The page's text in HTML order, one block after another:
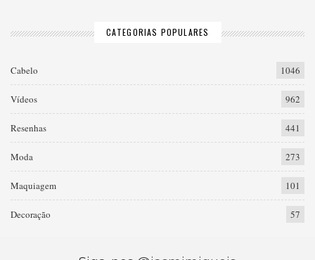
CATEGORIAS POPULARES
Cabelo 1046
Vídeos 962
Resenhas 441
Moda 273
Maquiagem 101
Decoração 57